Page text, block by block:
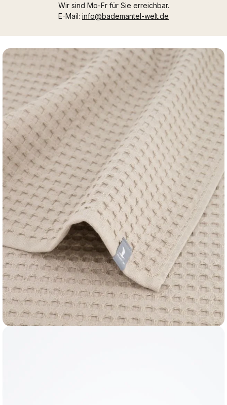
Wir sind Mo-Fr für Sie erreichbar.
E-Mail: info@bademantel-welt.de